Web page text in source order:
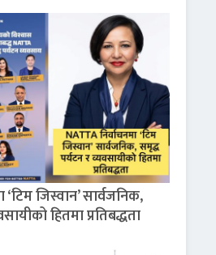
‘टिम जिस्वान’ सार्वजनिक,
हितमा प्रतिबद्धता